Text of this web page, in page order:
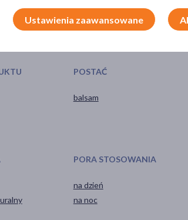
POSTAĆ
balsam
PORA STOSOWANIA
na dzień
na noc
Ustawienia zaawansowane